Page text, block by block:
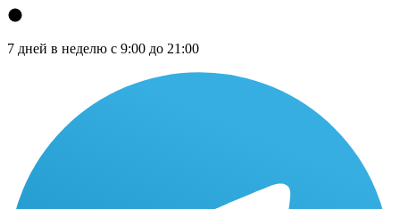
7 дней в неделю с 9:00 до 21:00